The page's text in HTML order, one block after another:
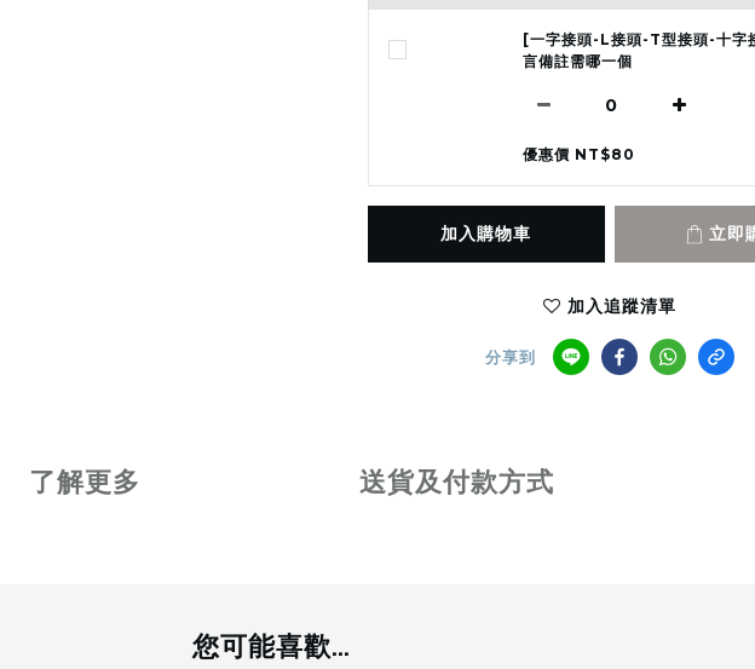
[一字接頭-L接頭-T型接頭-十字
言備註需哪一個
優惠價 NT$80
加入購物車 立即
加入追蹤清單
分享到
了解更多 送貨及付款方式
您可能喜歡...